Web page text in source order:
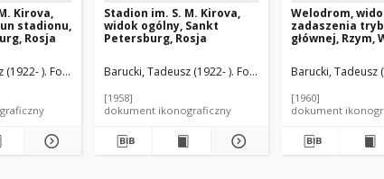
Sergeevič (1884-1953). Architekt Kašin-Linde, Konstantin Ivanovič (1894-
Kirova,
stadionu,
Rosja
). Fotograf Nikolʹskij, Aleksandr Sergeevič (1884-1953). Architekt
Stadion im. S. M. Kirova,
widok ogólny, Sankt
Petersburg, Rosja
Barucki, Tadeusz (1922- ). Fotograf Nikolʹskij,
[1958]
dokument ikonograficzny
Welodrom,
zadaszenia
głównej, Rzym,
Barucki, Tadeusz
[1960]
dokument